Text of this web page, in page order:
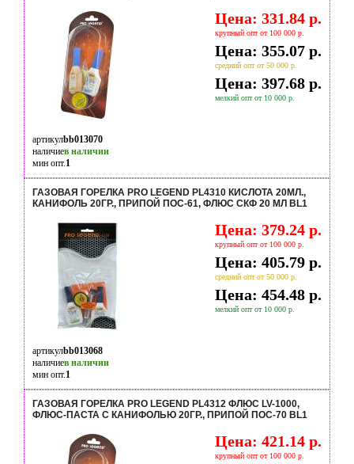
Цена: 331.84 р.
крупный опт от 100 000 р.
Цена: 355.07 р.
средний опт от 50 000 р.
Цена: 397.68 р.
мелкий опт от 10 000 р.
артикулbb013070
наличиев наличии
мин опт.1
ГАЗОВАЯ ГОРЕЛКА PRO LEGEND PL4310 КИСЛОТА 20МЛ.,
КАНИФОЛЬ 20ГР., ПРИПОЙ ПОС-61, ФЛЮС СКФ 20 МЛ BL1
Цена: 379.24 р.
крупный опт от 100 000 р.
Цена: 405.79 р.
средний опт от 50 000 р.
Цена: 454.48 р.
мелкий опт от 10 000 р.
артикулbb013068
наличиев наличии
мин опт.1
ГАЗОВАЯ ГОРЕЛКА PRO LEGEND PL4312 ФЛЮС LV-1000,
ФЛЮС-ПАСТА С КАНИФОЛЬЮ 20ГР., ПРИПОЙ ПОС-70 BL1
Цена: 421.14 р.
крупный опт от 100 000 р.